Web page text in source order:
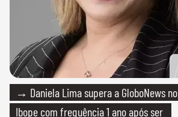
→ Daniela Lima supera a GloboNews no
Ibope com frequência 1 ano após ser